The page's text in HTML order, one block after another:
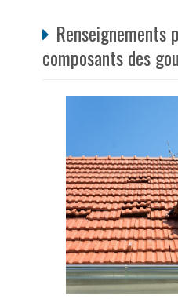
Renseignements
composants des